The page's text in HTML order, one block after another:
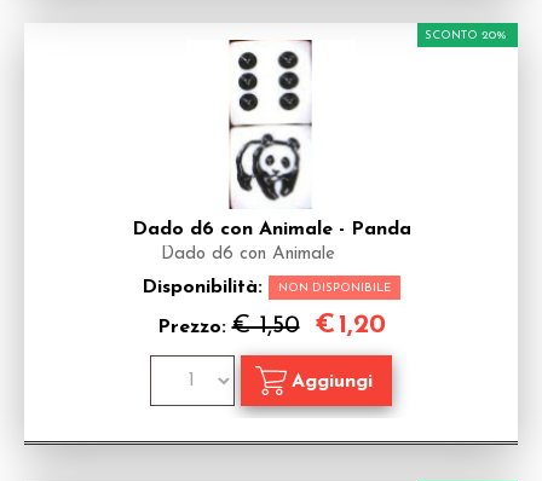
Dado d6 con Animale - Panda
Dado d6 con Animale
Disponibilità: NON DISPONIBILE
Prezzo:€ 1,50
SCONTO 20%
€1,20